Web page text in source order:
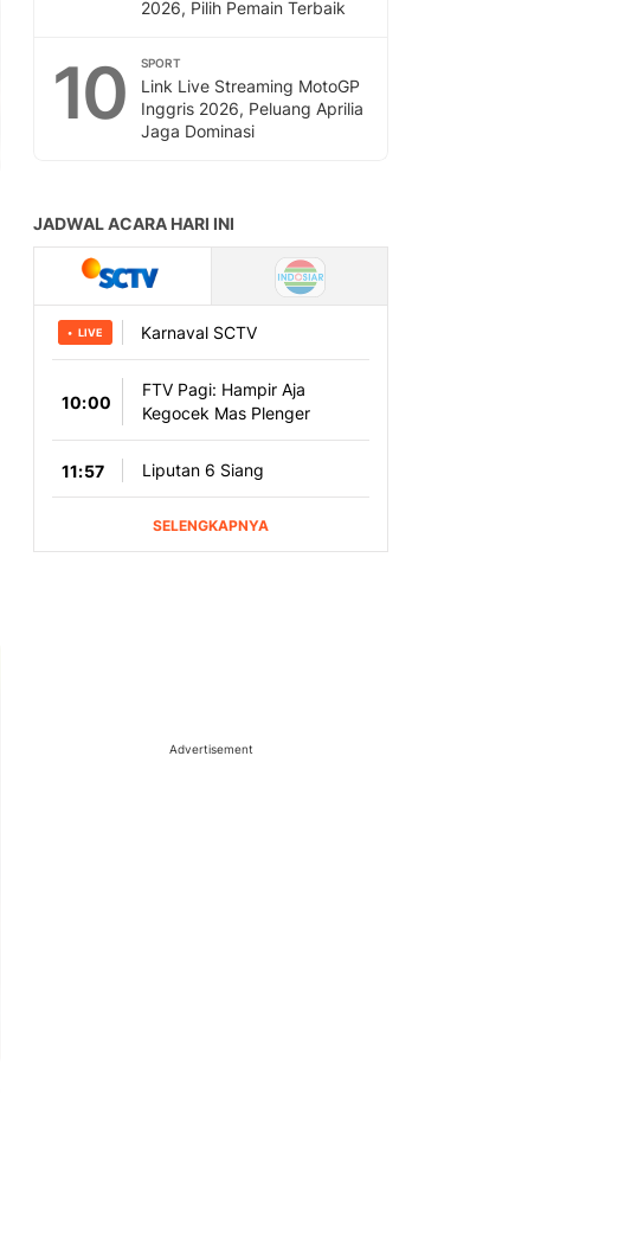
2026, Pilih Pemain Terbaik
10 SPORT
Link Live Streaming MotoGP
Inggris 2026, Peluang Aprilia
Jaga Dominasi
Advertisement